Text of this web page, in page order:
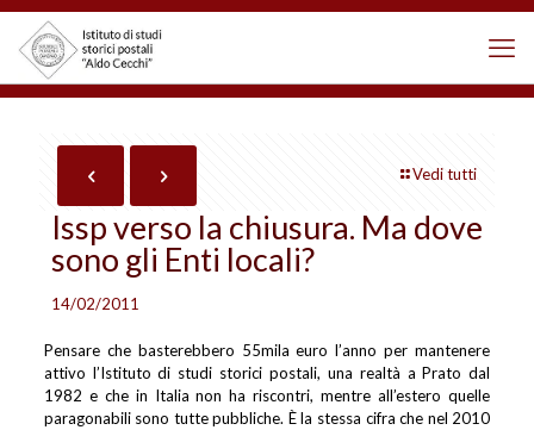
Vedi tutti
Issp verso la chiusura. Ma dove
sono gli Enti locali?
14/02/2011
Pensare che basterebbero 55mila euro l’anno per mantenere
attivo l’Istituto di studi storici postali, una realtà a Prato dal
1982 e che in Italia non ha riscontri, mentre all’estero quelle
paragonabili sono tutte pubbliche. È la stessa cifra che nel 2010